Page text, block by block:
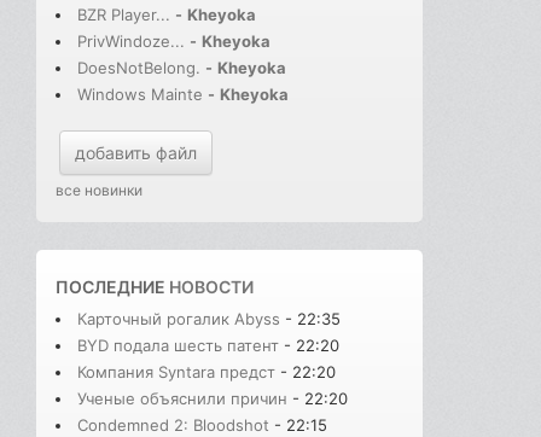
BZR Player... - Kheyoka
PrivWindoze... - Kheyoka
DoesNotBelong. - Kheyoka
Windows Mainte - Kheyoka
добавить файл
все новинки
ПОСЛЕДНИЕ НОВОСТИ
Карточный рогалик Abyss - 22:35
BYD подала шесть патент - 22:20
Компания Syntara предст - 22:20
Ученые объяснили причин - 22:20
Condemned 2: Bloodshot - 22:15